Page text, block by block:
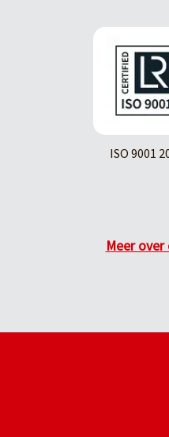
ISO 9001
Meer over